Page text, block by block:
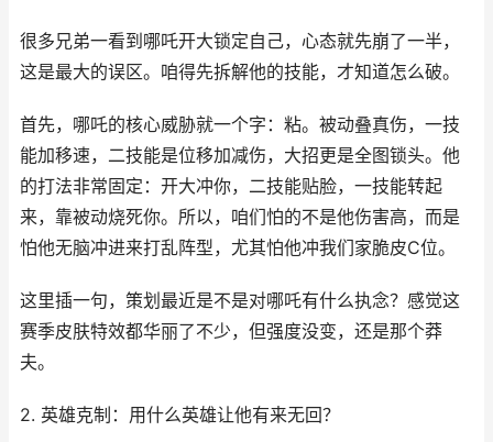
很多兄弟一看到哪吒开大锁定自己，心态就先崩了一半，
这是最大的误区。咱得先拆解他的技能，才知道怎么破。
首先，哪吒的核心威胁就一个字：粘。被动叠真伤，一技
能加移速，二技能是位移加减伤，大招更是全图锁头。他
的打法非常固定：开大冲你，二技能贴脸，一技能转起
来，靠被动烧死你。所以，咱们怕的不是他伤害高，而是
怕他无脑冲进来打乱阵型，尤其怕他冲我们家脆皮C位。
这里插一句，策划最近是不是对哪吒有什么执念？感觉这
赛季皮肤特效都华丽了不少，但强度没变，还是那个莽
夫。
2. 英雄克制：用什么英雄让他有来无回？